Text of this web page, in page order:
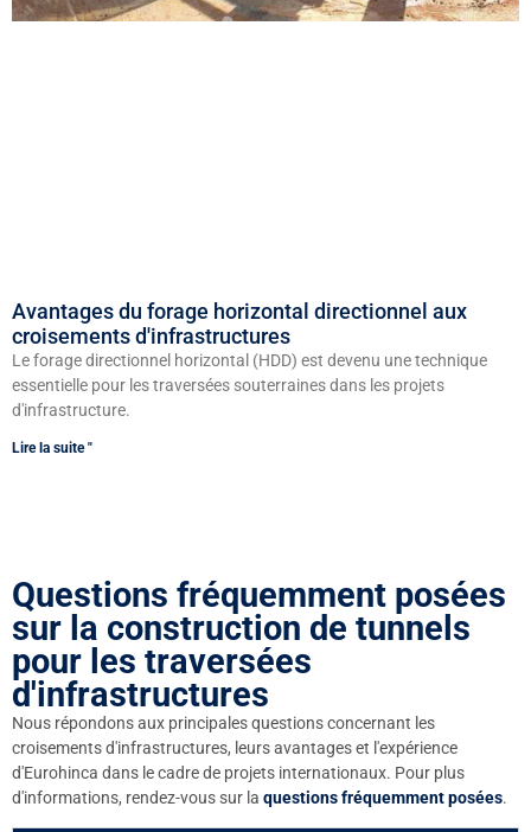
Avantages du forage horizontal directionnel aux
croisements d'infrastructures
Le forage directionnel horizontal (HDD) est devenu une technique
essentielle pour les traversées souterraines dans les projets
d'infrastructure.
Lire la suite "
Questions fréquemment posées
sur la construction de tunnels
pour les traversées
d'infrastructures
Nous répondons aux principales questions concernant les
croisements d'infrastructures, leurs avantages et l'expérience
d'Eurohinca dans le cadre de projets internationaux. Pour plus
d'informations, rendez-vous sur la questions fréquemment posées.